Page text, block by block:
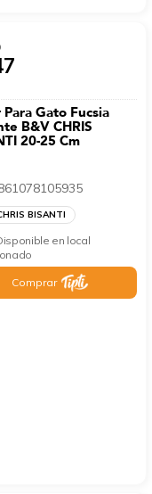
Para Gato Fucsia
B&V CHRIS
20-25 Cm
BISANTI
en local
Comprar